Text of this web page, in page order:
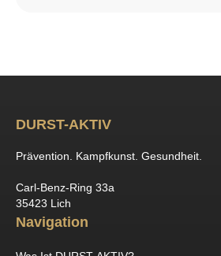
DURST-AKTIV
Prävention. Kampfkunst. Gesundheit.
Carl-Benz-Ring 33a
35423 Lich
Navigation